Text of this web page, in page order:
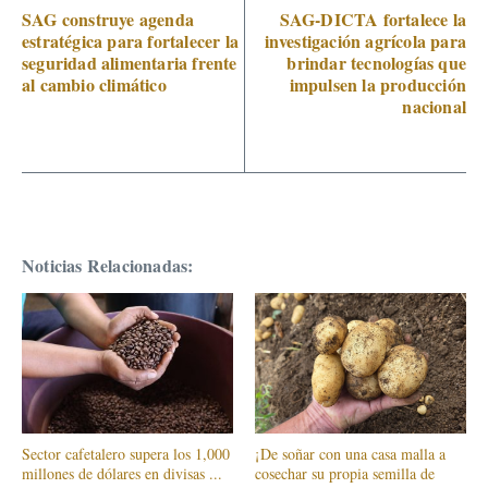
SAG construye agenda
estratégica para fortalecer la
seguridad alimentaria frente
al cambio climático
SAG-DICTA fortalece la
investigación agrícola para
brindar tecnologías que
impulsen la producción
nacional
Noticias Relacionadas:
Sector cafetalero supera los 1,000
millones de dólares en divisas ...
¡De soñar con una casa malla a
cosechar su propia semilla de